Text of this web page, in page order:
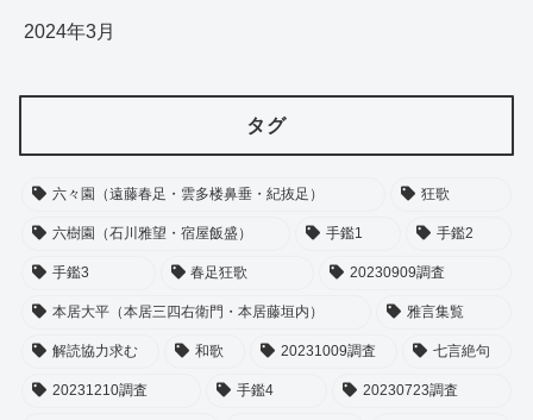
2024年3月
タグ
六々園（遠藤春足・雲多楼鼻垂・紀抜足） 狂歌
六樹園（石川雅望・宿屋飯盛） 手鑑1 手鑑2
手鑑3 春足狂歌 20230909調査
本居大平（本居三四右衛門・本居藤垣内） 雅言集覧
解読協力求む 和歌 20231009調査 七言絶句
20231210調査 手鑑4 20230723調査